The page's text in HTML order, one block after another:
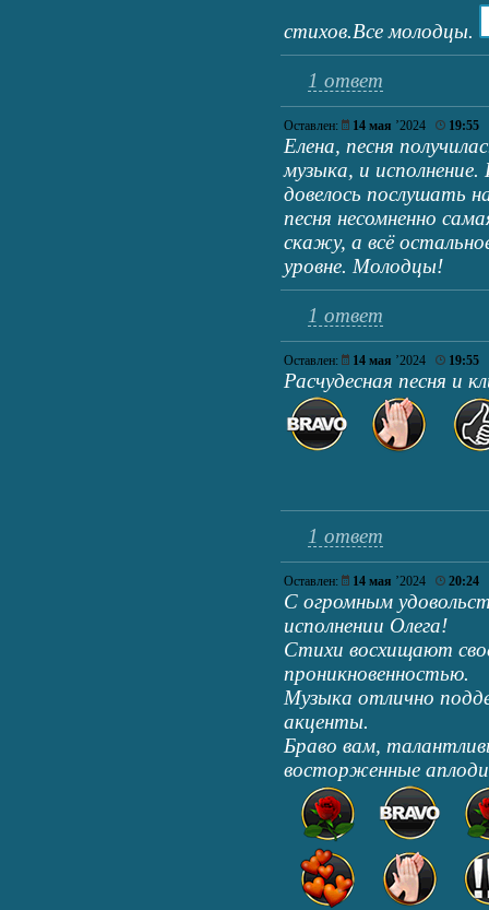
стихов.Все молодцы.
1 ответ
Оставлен: 14 мая ’2024 19:55
Елена, песня
музыка, и
довелось послушать
песня несомненно
скажу, а всё
уровне. Молодцы!
1 ответ
Оставлен: 14 мая ’2024 19:55
Расчудесная песня и
1 ответ
Оставлен: 14 мая ’2024 20:24
С огромным
исполнении Олега!
Стихи восхищают
проникновенностью.
Музыка отлично
акценты.
Браво вам,
восторженные